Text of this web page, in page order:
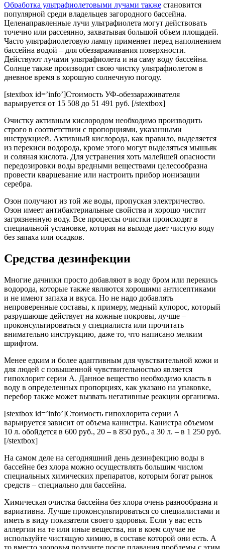
Обработка ультрафиолетовыми лучами также становится
популярной среди владельцев загородного бассейна.
Целенаправленные лучи ультрафиолета могут действовать
точечно или рассеянно, захватывая большой объем площадей.
Часто ультрафиолетовую лампу применяет перед наполнением
бассейна водой – для обеззараживания поверхности.
Действуют лучами ультрафиолета и на саму воду бассейна.
Солнце также производит свою чистку ультрафиолетом в
дневное время в хорошую солнечную погоду.
[stextbox id=’info’]Стоимость УФ-обеззараживателя
варьируется от 15 508 до 51 491 руб. [/stextbox]
Очистку активным кислородом необходимо производить
строго в соответствии с пропорциями, указанными
инструкцией. Активный кислорода, как правило, выделяется
из перекиси водорода, кроме этого могут выделяться мышьяк
и соляная кислота. Для устранения хоть малейшей опасности
передозировки воды вредными веществами целесообразна
провести кварцевание или настроить прибор ионизации
серебра.
Озон получают из той же воды, пропуская электричество.
Озон имеет антибактериальные свойства и хорошо чистит
загрязненную воду. Все процессы очистки происходят в
специальной установке, которая на выходе дает чистую воду –
без запаха или осадков.
Средства дезинфекции
Многие дачники просто добавляют в воду бром или перекись
водорода, которые также являются хорошими антисептиками
и не имеют запаха и вкуса. Но не надо добавлять
непроверенные составы, к примеру, медный купорос, который
разрушающе действует на кожные покровы, лучше –
проконсультироваться у специалиста или прочитать
внимательно инструкцию, даже то, что написано мелким
шрифтом.
Менее едким и более адаптивным для чувствительной кожи и
для людей с повышенной чувствительностью является
гипохлорит серии А. Данное вещество необходимо класть в
воду в определенных пропорциях, как указано на упаковке,
перебор также может вызвать негативные реакции организма.
[stextbox id=’info’]Стоимость гипохлорита серии А
варьируется зависит от объема канистры. Канистра объемом
10 л. обойдется в 600 руб., 20 – в 850 руб., а 30 л. – в 1 250 руб.
[/stextbox]
На самом деле на сегодняшний день дезинфекцию воды в
бассейне без хлора можно осуществлять большим числом
специальных химических препаратов, которым богат рынок
средств – специально для бассейна.
Химическая очистка бассейна без хлора очень разнообразна и
вариативна. Лучше проконсультироваться со специалистами и
иметь в виду показатели своего здоровья. Если у вас есть
аллергии на те или иные вещества, ни в коем случае не
используйте чистящую химию, в составе которой они есть. А